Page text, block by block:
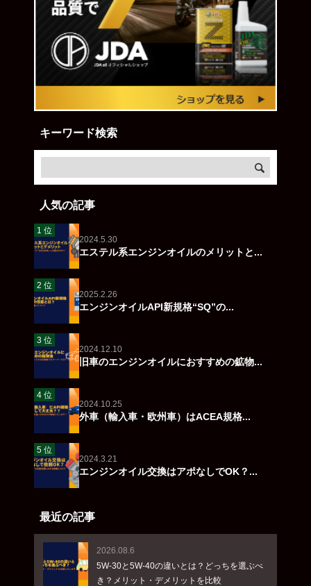
キーワード検索
人気の記事
2024.5.30
エステル系エンジンオイルのメリットと...
2025.2.26
エンジンオイルAPI新規格“SQ”の...
2024.12.10
旧車のエンジンオイルにおすすめの鉱物...
2024.10.25
外車（輸入車・欧州車）はACEA規格...
2024.3.21
エンジンオイル交換はアポなしでOK？...
最近の記事
2026.08.6
5W-30と5W-40の違いとは？どっちを選ぶべ
き？メリット・デメリットを比較